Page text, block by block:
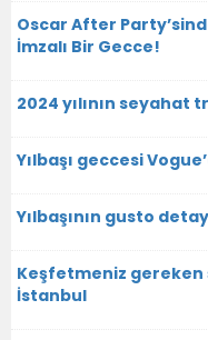
Oscar After
İmzalı Bir Gecce!
2024 yılının seyahat
Yılbaşı geccesi
Yılbaşının gusto
Keşfetmeniz gereken
İstanbul